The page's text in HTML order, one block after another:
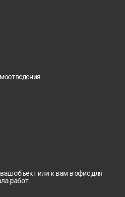
объект или к вам в офис для
работ.